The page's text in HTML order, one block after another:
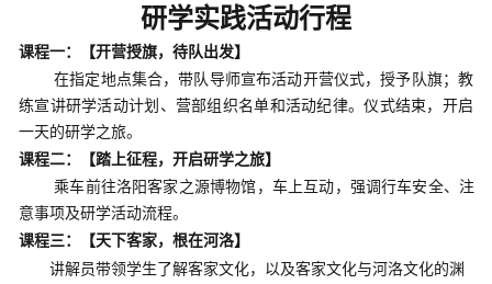
研学实践活动行程
课程一： 【开营授旗，待队出发】
在指定地点集合，带队导师宣布活动开营仪式，授予队旗；教
练宣讲研学活动计划、营部组织名单和活动纪律。仪式结束，开启
一天的研学之旅。
课程二：
【踏上征程，开启研学之旅】
乘车前往洛阳客家之源博物馆 ，车上互动，强调行车安全、注
意事项及研学活动流程。
课程三：
【天下客家，根在河洛】
讲解员带领学生了解客家文化，以及客家文化与河洛文化的渊